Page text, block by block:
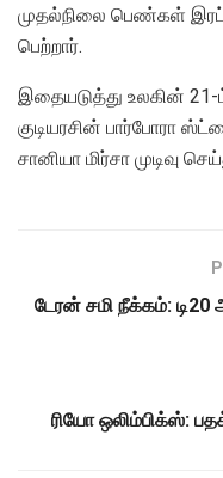
முதல்நிலை பெண்கள்
பெற்றார்.
இதையடுத்து உலகின்
குடியரசின் பார்போரா
சானியா மிர்சா முடிவு
டேரன் சமி நீக்கம்:
ரியோ ஒலிம்பிக்ஸ்: